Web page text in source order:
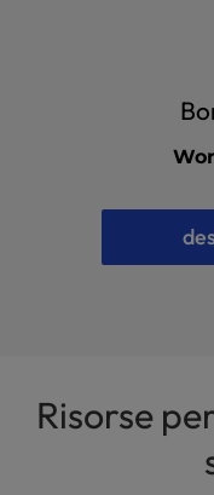
Risorse